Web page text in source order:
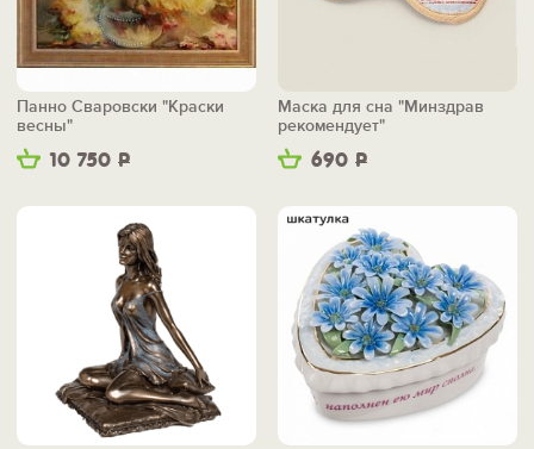
10 750 Р
Панно Сваровски "Краски
весны"
690 Р
Маска для сна "Минздрав
рекомендует"